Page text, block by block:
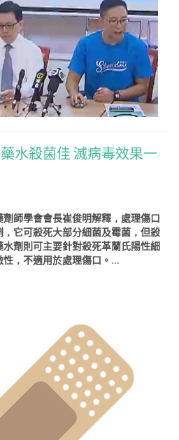
水殺菌佳 滅病毒效果一
師學會會長崔俊明解釋，處理傷口
它可殺死大部分細菌及霉菌，但殺
劑則可主要針對殺死革蘭氏陽性細
，不適用於處理傷口。...